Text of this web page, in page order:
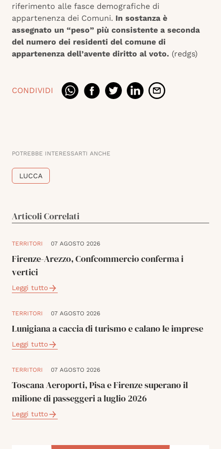
riferimento alle fasce demografiche di
appartenenza dei Comuni. In sostanza è
assegnato un “peso” più consistente a seconda
del numero dei residenti del comune di
appartenenza dell’avente diritto al voto. (redgs)
CONDIVIDI
POTREBBE INTERESSARTI ANCHE
LUCCA
Articoli Correlati
TERRITORI 07 AGOSTO 2026
Firenze-Arezzo, Confcommercio conferma i
vertici
Leggi tutto
TERRITORI 07 AGOSTO 2026
Lunigiana a caccia di turismo e calano le imprese
Leggi tutto
TERRITORI 07 AGOSTO 2026
Toscana Aeroporti, Pisa e Firenze superano il
milione di passeggeri a luglio 2026
Leggi tutto